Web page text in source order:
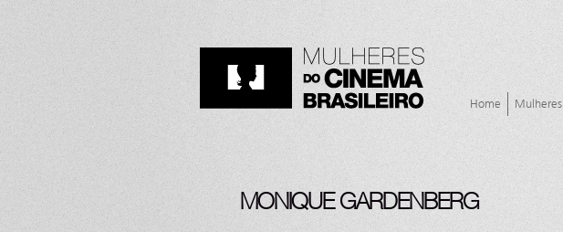
Home Mulheres
MONIQUE GARDENBERG